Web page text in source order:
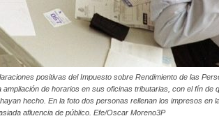
positivas del Impuesto sobre Rendimiento de las
de horarios en sus oficinas tributarias, con el fín de
hecho. En la foto dos personas rellenan los impresos en
afluencia de público. Efe/Oscar Moreno3P